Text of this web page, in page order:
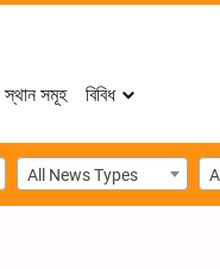
স্থান সমূহ বিবিধ
All News Types